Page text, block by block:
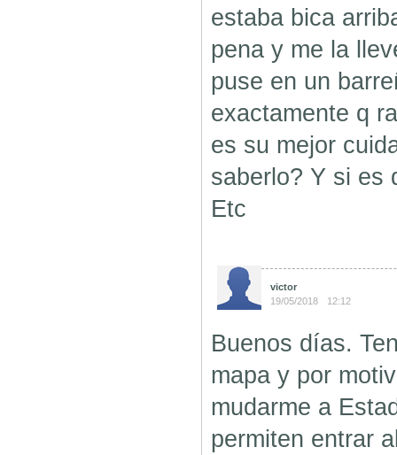
estaba bica
pena y me la
puse en un
exactamente q
es su mejor
saberlo? Y si es
Etc
victor
19/05/2018
12:12
Buenos días.
mapa y por
mudarme a
permiten entrar